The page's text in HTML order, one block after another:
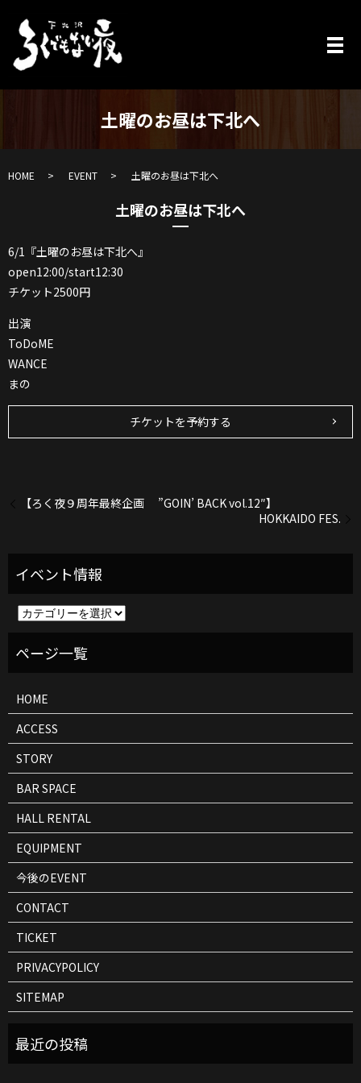
土曜のお昼は下北へ
HOME EVENT 土曜のお昼は下北へ
土曜のお昼は下北へ
6/1『土曜のお昼は下北へ』
open12:00/start12:30
チケット2500円
出演
ToDoME
WANCE
まの
チケットを予約する
【ろく夜９周年最終企画 ”GOIN’ BACK vol.12″】
HOKKAIDO FES.
ト
HOME
ACCESS
STORY
BAR SPACE
HALL RENTAL
EQUIPMENT
今後のEVENT
CONTACT
TICKET
PRIVACYPOLICY
SITEMAP